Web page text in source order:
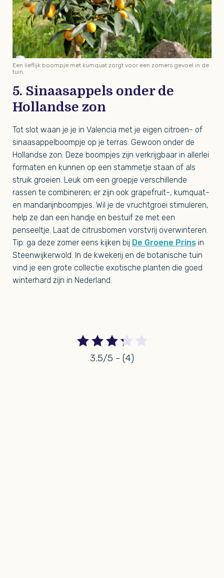
Een lieflijk boompje met kumquat zorgt voor een zomers gevoel in de
tuin.
5. Sinaasappels onder de
Hollandse zon
Tot slot waan je je in Valencia met je eigen citroen- of
sinaasappelboompje op je terras. Gewoon onder de
Hollandse zon. Deze boompjes zijn verkrijgbaar in allerlei
formaten en kunnen op een stammetje staan of als
struik groeien. Leuk om een groepje verschillende
rassen te combineren; er zijn ook grapefruit-, kumquat-
en mandarijnboompjes. Wil je de vruchtgroei stimuleren,
help ze dan een handje en bestuif ze met een
penseeltje. Laat de citrusbomen vorstvrij overwinteren.
Tip: ga deze zomer eens kijken bij De Groene Prins in
Steenwijkerwold. In de kwekerij en de botanische tuin
vind je een grote collectie exotische planten die goed
winterhard zijn in Nederland.
3.5/5 - (4)